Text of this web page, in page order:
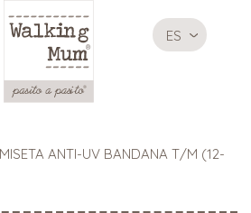
ES
ANTI-UV BANDANA T/M (12-